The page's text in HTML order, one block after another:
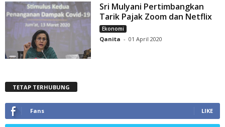
Sri Mulyani Pertimbangkan
Tarik Pajak Zoom dan Netflix
Ekonomi
Qanita - 01 April 2020
TETAP TERHUBUNG
Fans LIKE